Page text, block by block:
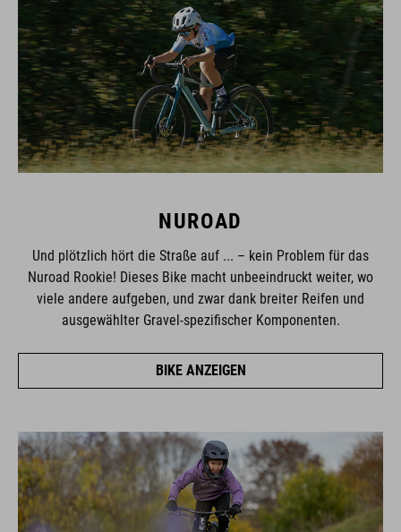
NUROAD
Und plötzlich hört die Straße auf ... – kein Problem für das
Nuroad Rookie! Dieses Bike macht unbeeindruckt weiter, wo
viele andere aufgeben, und zwar dank breiter Reifen und
ausgewählter Gravel-spezifischer Komponenten.
BIKE ANZEIGEN